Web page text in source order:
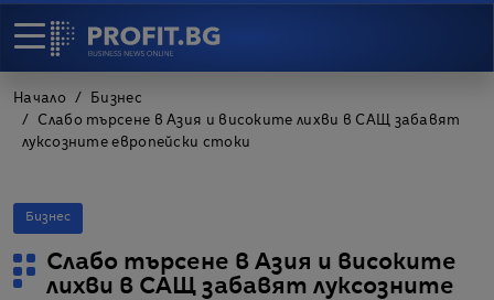
Начало
Бизнес
Слабо търсене в Азия и високите лихви в САЩ забавят
луксозните европейски стоки
Бизнес
Слабо търсене в Азия и високите
лихви в САЩ забавят луксозните